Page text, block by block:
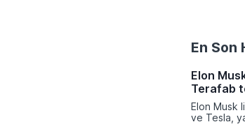
En Son
Elon
Terafab
Elon Musk
ve Tesla,